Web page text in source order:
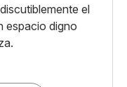
el
espacio digno